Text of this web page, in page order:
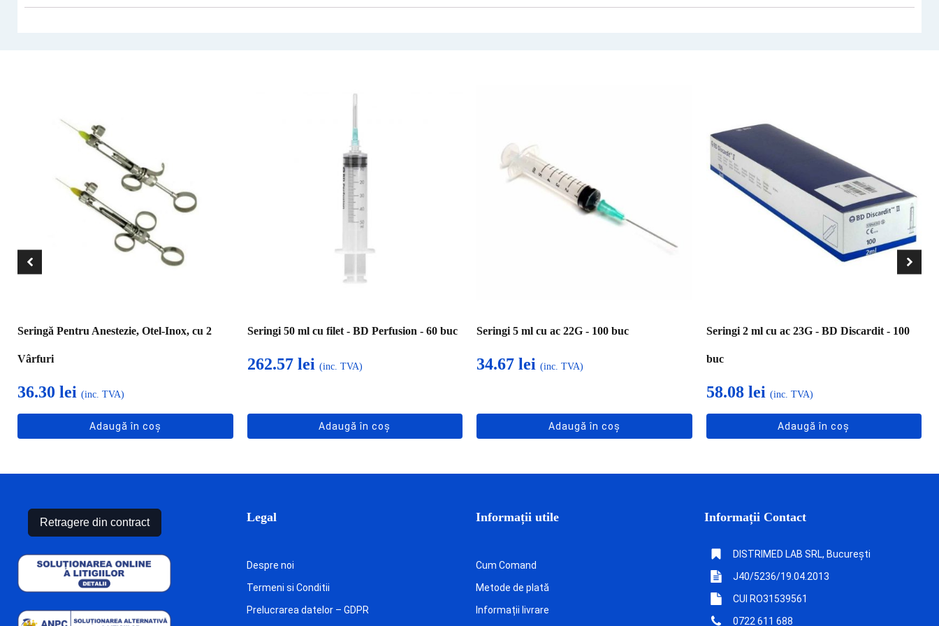
Seringă Pentru Anestezie, Otel-Inox, cu 2
Vârfuri
36.30 lei (inc. TVA)
Adaugă în coș
Seringi 50 ml cu filet - BD Perfusion - 60 buc
262.57 lei (inc. TVA)
Adaugă în coș
Seringi 5 ml cu ac 22G - 100 buc
34.67 lei (inc. TVA)
Adaugă în coș
Seringi 2 ml cu ac 23G - BD Discardit - 100
buc
58.08 lei (inc. TVA)
Adaugă în coș
Retragere din contract Legal
Despre noi
Termeni si Conditii
Prelucrarea datelor – GDPR
Informații utile
Cum Comand
Metode de plată
Informații livrare
Informații Contact
DISTRIMED LAB SRL, București
J40/5236/19.04.2013
CUI RO31539561
0722 611 688